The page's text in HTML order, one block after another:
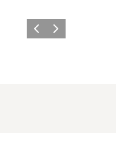
ForrigeNæste